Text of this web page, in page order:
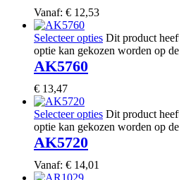
Vanaf: € 12,53
Selecteer opties Dit product
optie kan gekozen worden op
AK5760
€ 13,47
Selecteer opties Dit product
optie kan gekozen worden op
AK5720
Vanaf: € 14,01